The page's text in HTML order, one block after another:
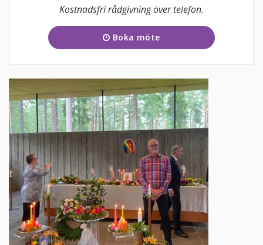
Måndag
09:00 - 17:00
Tisdag
09:00 - 17:00
Onsdag
09:00 - 17:00
Fredag
09:00 - 17:00
Lördag
11:00 - 15:00
Söndag
11:00 - 15:00
kundtjanst@funera.se
Kostnadsfri rådgivning över telefon.
Boka möte